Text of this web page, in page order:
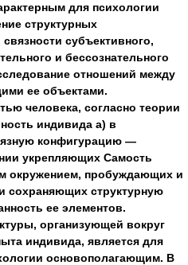
для психологии
структурных
субъективного,
и бессознательного
отношений между
ее объектами.
человека, согласно теории
индивида а) в
конфигурацию —
укрепляющих Самость
окружением, пробуждающих и
сохраняющих структурную
ее элементов.
организующей вокруг
индивида, является для
основополагающим. В